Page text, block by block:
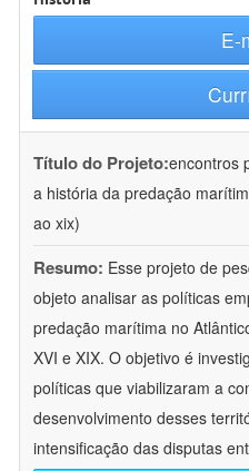
E-
Título do Projeto:encontros
a história da predação
ao xix)
Resumo: Esse projeto de
objeto analisar as políticas
predação marítima no
XVI e XIX. O objetivo é
políticas que viabilizaram a
desenvolvimento desses
intensificação das disputas